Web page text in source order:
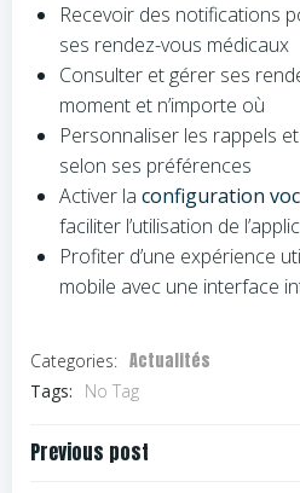
Recevoir des notifications
ses rendez-vous médicaux
Consulter et gérer ses
moment et n’importe où
Personnaliser les rappels
selon ses préférences
Activer la configuration
faciliter l’utilisation de
Profiter d’une expérience
mobile avec une interface
Categories: Actualités
Tags: No Tag
Navigation
Previous post